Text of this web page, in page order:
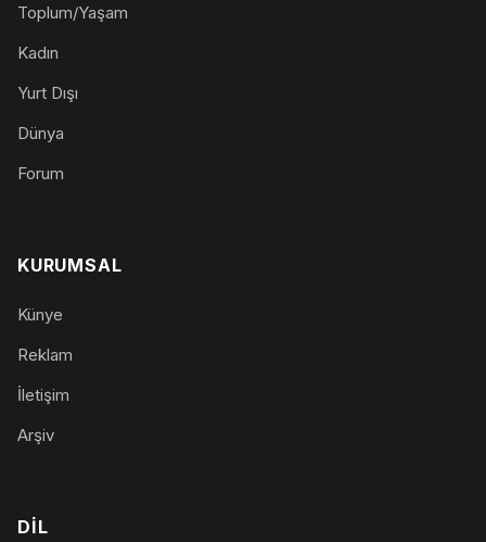
Toplum/Yaşam
Kadın
Yurt Dışı
Dünya
Forum
KURUMSAL
Künye
Reklam
İletişim
Arşiv
DIL